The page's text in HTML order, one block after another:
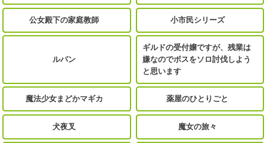
公女殿下の家庭教師 小市民シリーズ
ルパン
ギルドの受付嬢ですが、残業は
嫌なのでボスをソロ討伐しよう
と思います
魔法少女まどかマギカ 薬屋のひとりごと
犬夜叉 魔女の旅々